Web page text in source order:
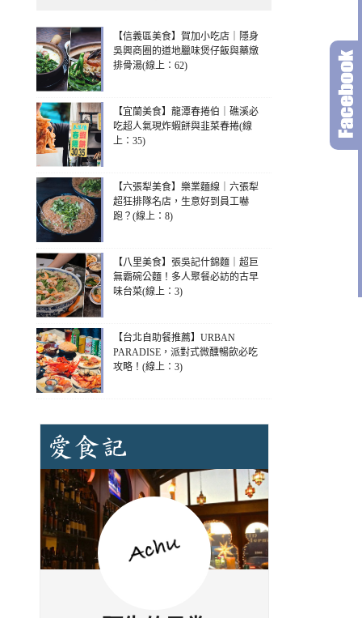
【信義區美食】賀加小吃店｜隱身
吳興商圈的道地臘味煲仔飯與藥燉
排骨湯(線上：62)
【宜蘭美食】龍潭春捲伯｜礁溪必
吃超人氣現炸蝦餅與韭菜春捲(線
上：35)
【六張犁美食】樂業麵線｜六張犁
超狂排隊名店，生意好到員工嚇
跑？(線上：8)
【八里美食】張吳記什錦麵｜超巨
無霸碗公麵！多人聚餐必訪的古早
味台菜(線上：3)
【台北自助餐推薦】URBAN
PARADISE，派對式微醺暢飲必吃
攻略！(線上：3)